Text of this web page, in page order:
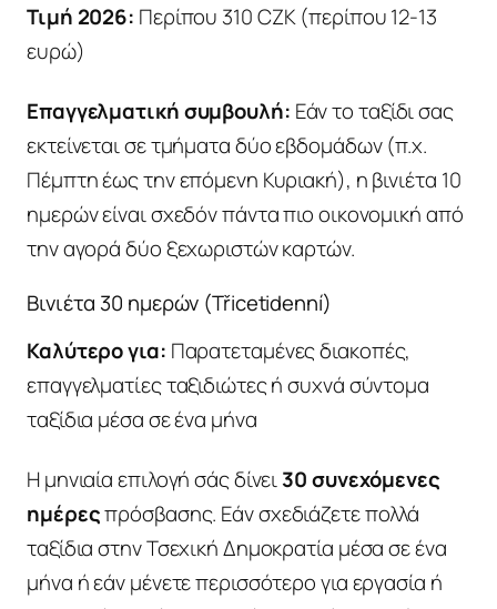
Τιμή 2026: Περίπου 310 CZK (περίπου 12-13
ευρώ)
Επαγγελματική συμβουλή: Εάν το ταξίδι σας
εκτείνεται σε τμήματα δύο εβδομάδων (π.χ.
Πέμπτη έως την επόμενη Κυριακή), η βινιέτα 10
ημερών είναι σχεδόν πάντα πιο οικονομική από
την αγορά δύο ξεχωριστών καρτών.
Βινιέτα 30 ημερών (Třicetidenní)
Καλύτερο για: Παρατεταμένες διακοπές,
επαγγελματίες ταξιδιώτες ή συχνά σύντομα
ταξίδια μέσα σε ένα μήνα
Η μηνιαία επιλογή σάς δίνει30 συνεχόμενες
ημέρεςπρόσβασης. Εάν σχεδιάζετε πολλά
ταξίδια στην Τσεχική Δημοκρατία μέσα σε ένα
μήνα ή εάν μένετε περισσότερο για εργασία ή